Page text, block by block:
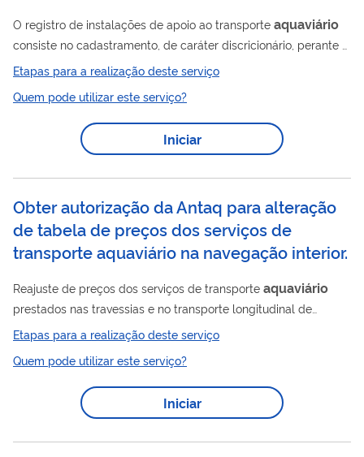
O registro de instalações de apoio ao transporte aquaviário
consiste no cadastramento, de caráter discricionário, perante a
ANTAQ, das instalações não passíveis de outorga de
autorização de que trata o art. 8º da Lei nº 12.815, de 5 de
junho de 2013, com vistas à regulação da prestação de serviço
adequado, quando aplicável. O serviço permite que pessoas
jurídicas possam explorar instalações portuárias de mínima
empresas de navegação...
Etapas para a realização deste serviço
Quem pode utilizar este serviço?
Iniciar
Obter autorização da Antaq para alteração
de tabela de preços dos serviços de
transporte aquaviário na navegação interior.
Reajuste de preços dos serviços de transporte aquaviário
prestados nas travessias e no transporte longitudinal de
passageiros, a fim de verificar se há abusividade de preços
praticados nesses serviços, levando em consideração,
inclusive, a avaliação de possíveis infrações à ordem
Etapas para a realização deste serviço
Quem pode utilizar este serviço?
Iniciar